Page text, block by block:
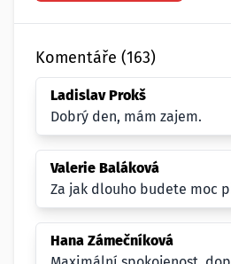
Komentáře (163)
Ladislav Prokš
Dobrý den, mám zajem.
Valerie Baláková
Za jak dlouho budete moc
Hana Zámečníková